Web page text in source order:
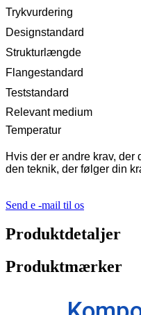
Trykvurdering
Designstandard
Strukturlængde
Flangestandard
Teststandard
Relevant medium
Temperatur
Hvis der er andre krav,
den teknik, der følger din
Send e -mail til os
Produktdetaljer
Produktmærker